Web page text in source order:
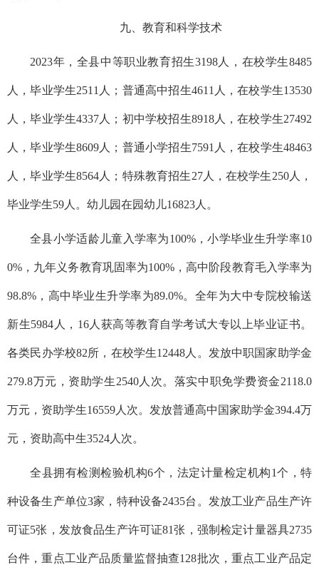
九、教育和科学技术
2023年，全县中等职业教育招生3198人，在校学生8485
人，毕业学生2511人；普通高中招生4611人，在校学生13530
人，毕业学生4337人；初中学校招生8918人，在校学生27492
人，毕业学生8609人；普通小学招生7591人，在校学生48463
人，毕业学生8564人；特殊教育招生27人，在校学生250人，
毕业学生59人。幼儿园在园幼儿16823人。
全县小学适龄儿童入学率为100%，小学毕业生升学率10
0%，九年义务教育巩固率为100%，高中阶段教育毛入学率为
98.8%，高中毕业生升学率为89.0%。全年为大中专院校输送
新生5984人，16人获高等教育自学考试大专以上毕业证书。
各类民办学校82所，在校学生12448人。发放中职国家助学金
279.8万元，资助学生2540人次。落实中职免学费资金2118.0
万元，资助学生16559人次。发放普通高中国家助学金394.4万
元，资助高中生3524人次。
全县拥有检测检验机构6个，法定计量检定机构1个，特
种设备生产单位3家，特种设备2435台。发放工业产品生产许
可证5张，发放食品生产许可证81张，强制检定计量器具2735
台件，重点工业产品质量监督抽查128批次，重点工业产品定